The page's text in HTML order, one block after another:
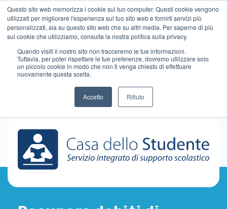
Questo sito web memorizza i cookie sul tuo computer. Questi cookie vengono
utilizzati per migliorare l'esperienza sul tuo sito web e fornirti servizi più
personalizzati, sia su questo sito web che su altri media. Per saperne di più
sui cookie che utilizziamo, consulta la nostra politica sulla privacy.
Quando visiti il ​​nostro sito non tracceremo le tue informazioni.
Tuttavia, per poter rispettare le tue preferenze, dovremo utilizzare solo
un piccolo cookie in modo che non ti venga chiesto di effettuare
nuovamente questa scelta.
Accetto Rifiuto